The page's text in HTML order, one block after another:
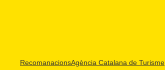
RecomanacionsAgència Catalana de Turisme